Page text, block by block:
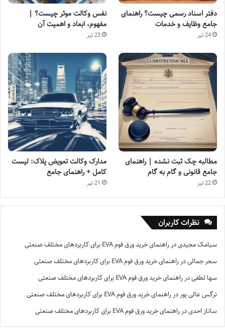
دفتر اسناد رسمی چیست؟ راهنمای
جامع وظایف و خدمات
24 تیر
نفس وکالت موثر چیست؟ |
مفهوم، ابعاد و اهمیت آن
23 تیر
مطالبه چک ثبت نشده | راهنمای
جامع قانونی و گام به گام
22 تیر
مدارک وکالت تعویض پلاک: لیست
کامل + راهنمای جامع
21 تیر
نظرات کاربران
سیامک مجیدیدر راهنمای خرید ورق فوم EVA برای کاربردهای مختلف صنعتی
سحر جمالیدر راهنمای خرید ورق فوم EVA برای کاربردهای مختلف صنعتی
سها لطفیدر راهنمای خرید ورق فوم EVA برای کاربردهای مختلف صنعتی
نرگس عالی پور در راهنمای خرید ورق فوم EVA برای کاربردهای مختلف صنعتی
ساناز احدیدر راهنمای خرید ورق فوم EVA برای کاربردهای مختلف صنعتی